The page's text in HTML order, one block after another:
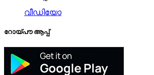
വീഡിയോ
റോയ്‌പൗ ആപ്പ്